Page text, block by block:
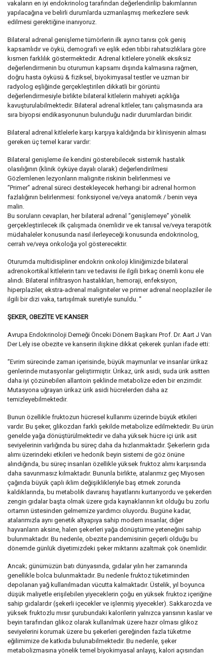
vakaların en iyi endokrinolog tarafından değerlendirilip bakımlarının
yapılacağına ve belirli durumlarda uzmanlaşmış merkezlere sevk
edilmesi gerektiğine inanıyoruz.
Bilateral adrenal genişleme tümörlerin ilk ayırıcı tanısı çok geniş
kapsamlıdır ve öykü, demografi ve eşlik eden tıbbi rahatsızlıklara göre
kısmen farklılık göstermektedir. Adrenal kitlelere yönelik eksiksiz
değerlendirmenin bu oturumun kapsamı dışında kalmasına rağmen,
doğru hasta öyküsü & fiziksel, biyokimyasal testler ve uzman bir
radyolog eşliğinde gerçekleştirilen dikkatli bir görüntü
değerlendirmesiyle birlikte bilateral kitlelerin mahiyeti açıklığa
kavuşturulabilmektedir. Bilateral adrenal kitleler, tanı çalışmasında ara
sıra biyopsi endikasyonunun bulunduğu nadir durumlardan biridir.
Bilateral adrenal kitlelerle karşı karşıya kaldığında bir klinisyenin alması
gereken üç temel karar vardır:
Bilateral genişleme ile kendini gösterebilecek sistemik hastalık
olasılığının (klinik öyküye dayalı olarak) değerlendirilmesi
Gözlemlenen lezyonların malignite riskinin belirlenmesi ve
“Primer” adrenal süreci destekleyecek herhangi bir adrenal hormon
fazlalığının belirlenmesi: fonksiyonel ve/veya anatomik / benin veya
malin.
Bu soruların cevapları, her bilateral adrenal “genişlemeye” yönelik
gerçekleştirilecek ilk çalışmada önemlidir ve ek tanısal ve/veya terapötik
müdahaleler konusunda nasıl ilerleyeceği konusunda endokrinolog,
cerrah ve/veya onkoloğa yol gösterecektir.
Oturumda multidisipliner endokrin onkoloji kliniğimizde bilateral
adrenokortikal kitlelerin tanı ve tedavisi ile ilgili birkaç önemli konu ele
alındı. Bilateral infiltrasyon hastalıkları, hemoraji, enfeksiyon,
hiperplaziler, ekstra-adrenal maligniteler ve primer adrenal neoplaziler ile
ilgili bir dizi vaka, tartışılmak suretiyle sunuldu. ”
ŞEKER, OBEZİTE VE KANSER
Avrupa Endokrinoloji Derneği Önceki Dönem Başkanı Prof. Dr. Aart J Van
Der Lely ise obezite ve kanserin ilişkine dikkat çekerek şunları ifade etti:
“Evrim sürecinde zaman içerisinde, büyük maymunlar ve insanlar ürikaz
genlerinde mutasyonlar geliştirmiştir. Ürikaz, ürik asidi, suda ürik asitten
daha iyi çözünebilen allantoin şeklinde metabolize eden bir enzimdir.
Mutasyona uğrayan ürikaz ürik asidi hücrelerden daha az
temizleyebilmektedir.
Bunun özellikle fruktozun hücresel kullanımı üzerinde büyük etkileri
vardır. Bu şeker, glikozdan farklı şekilde metabolize edilmektedir. Bu ürün
genelde yağa dönüştürülmektedir ve daha yüksek hücre içi ürik asit
seviyelerinin varlığında bu süreç daha da hızlanmaktadır. Şekerlerin gıda
alımı üzerindeki etkileri ve hedonik beyin sistemi de göz önüne
alındığında, bu süreç insanları özellikle yüksek fruktoz alımı karşısında
daha savunmasız kılmaktadır. Bununla birlikte, atalarımız geç Miyosen
çağında büyük çaplı iklim değişiklikleriyle baş etmek zorunda
kaldıklarında, bu metabolik davranış hayatlarını kurtarıyordu ve şekerden
zengin gıdalar başta olmak üzere gıda kaynaklarının kıt olduğu bu zorlu
ortamın üstesinden gelmemize yardımcı oluyordu. Bugüne kadar,
atalarımızla aynı genetik altyapıya sahip modern insanlar, diğer
hayvanların aksine, halen şekerleri yağa dönüştürme yeteneğini sahip
bulunmaktadır. Bu nedenle, obezite pandemisinin geçerli olduğu bu
dönemde günlük diyetimizdeki şeker miktarını azaltmak çok önemlidir.
Ancak; günümüzün batı dünyasında­, gıdalar yılın her zamanında
genellikle bolca bulunmaktadır. Bu nedenle fruktoz tüketiminden
depolanan yağ kullanılmadan vücutta kalmaktadır. Üstelik, yıl boyunca
düşük maliyetle erişilebilen yiyeceklerin çoğu en yüksek fruktoz içeriğine
sahip gıdalardır (şekerli içecekler ve işlenmiş yiyecekler). Sakkarozda ve
yüksek fruktozlu mısır şurubundaki kalorilerin yalnızca yarısının kaslar ve
beyin tarafından glikoz olarak kullanılmak üzere hazır olması glikoz
seviyelerini korumak üzere bu şekerleri gereğinden fazla tüketme
eğilimimize de katkıda bulunabilmektedir. Bu nedenle, şeker
metabolizmasına yönelik temel biyokimyasal anlayış, kalori açısından